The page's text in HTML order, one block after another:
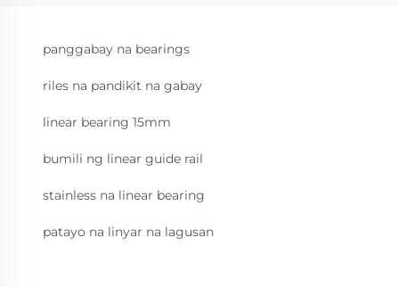
panggabay na bearings
riles na pandikit na gabay
linear bearing 15mm
bumili ng linear guide rail
stainless na linear bearing
patayo na linyar na lagusan